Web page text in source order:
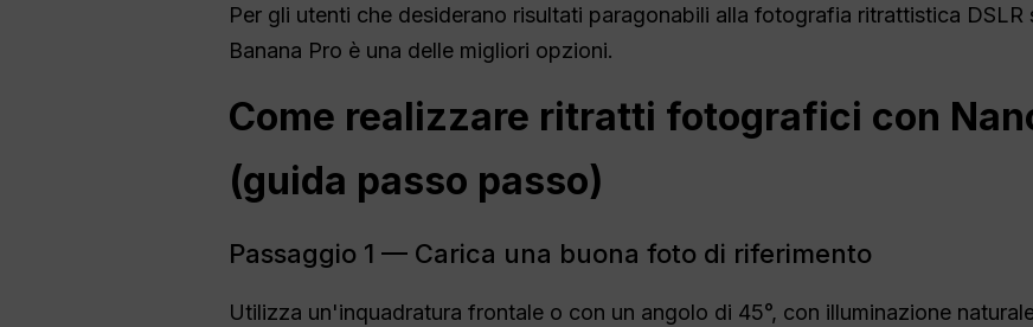
Per gli utenti che desiderano risultati paragonabili alla fotografia ritrattistica
Banana Pro è una delle migliori opzioni.
Come realizzare ritratti fotografici con
(guida passo passo)
Passaggio 1 — Carica una buona foto di riferimento
Utilizza un'inquadratura frontale o con un angolo di 45°, con illuminazione